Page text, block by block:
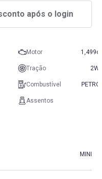
após o login
Motor
Tração
Combustível
Assentos
MINI